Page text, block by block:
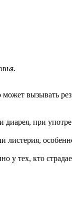
вызывать
диарея, при
листерия,
у тех, кто